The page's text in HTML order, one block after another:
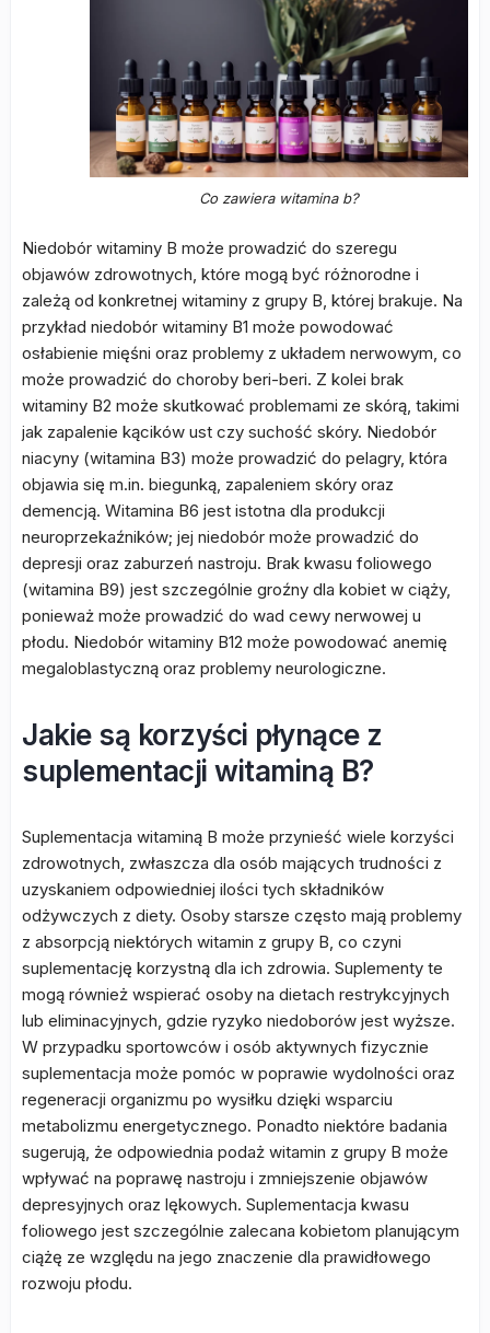
Co zawiera witamina b?
Niedobór witaminy B może prowadzić do szeregu
objawów zdrowotnych, które mogą być różnorodne i
zależą od konkretnej witaminy z grupy B, której brakuje. Na
przykład niedobór witaminy B1 może powodować
osłabienie mięśni oraz problemy z układem nerwowym, co
może prowadzić do choroby beri-beri. Z kolei brak
witaminy B2 może skutkować problemami ze skórą, takimi
jak zapalenie kącików ust czy suchość skóry. Niedobór
niacyny (witamina B3) może prowadzić do pelagry, która
objawia się m.in. biegunką, zapaleniem skóry oraz
demencją. Witamina B6 jest istotna dla produkcji
neuroprzekaźników; jej niedobór może prowadzić do
depresji oraz zaburzeń nastroju. Brak kwasu foliowego
(witamina B9) jest szczególnie groźny dla kobiet w ciąży,
ponieważ może prowadzić do wad cewy nerwowej u
płodu. Niedobór witaminy B12 może powodować anemię
megaloblastyczną oraz problemy neurologiczne.
Jakie są korzyści płynące z
suplementacji witaminą B?
Suplementacja witaminą B może przynieść wiele korzyści
zdrowotnych, zwłaszcza dla osób mających trudności z
uzyskaniem odpowiedniej ilości tych składników
odżywczych z diety. Osoby starsze często mają problemy
z absorpcją niektórych witamin z grupy B, co czyni
suplementację korzystną dla ich zdrowia. Suplementy te
mogą również wspierać osoby na dietach restrykcyjnych
lub eliminacyjnych, gdzie ryzyko niedoborów jest wyższe.
W przypadku sportowców i osób aktywnych fizycznie
suplementacja może pomóc w poprawie wydolności oraz
regeneracji organizmu po wysiłku dzięki wsparciu
metabolizmu energetycznego. Ponadto niektóre badania
sugerują, że odpowiednia podaż witamin z grupy B może
wpływać na poprawę nastroju i zmniejszenie objawów
depresyjnych oraz lękowych. Suplementacja kwasu
foliowego jest szczególnie zalecana kobietom planującym
ciążę ze względu na jego znaczenie dla prawidłowego
rozwoju płodu.